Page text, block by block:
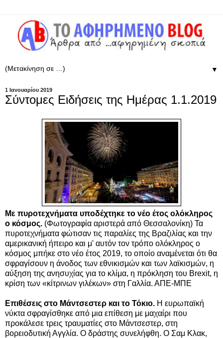
▼
1 Ιανουαρίου 2019
Σύντομες Ειδήσεις της Ημέρας 1.1.2019
Με πυροτεχνήματα υποδέχτηκε το νέο έτος ολόκληρος
ο κόσμος. (Φωτογραφία αριστερά από Θεσσαλονίκη) Τα
πυροτεχνήματα φώτισαν τις παραλίες της Βραζιλίας και την
αμερικανική ήπειρο και μ' αυτόν τον τρόπο ολόκληρος ο
κόσμος μπήκε στο νέο έτος 2019, το οποίο αναμένεται ότι θα
σφραγίσουν η άνοδος των εθνικισμών και των λαϊκισμών, η
αύξηση της ανησυχίας για το κλίμα, η πρόκληση του Brexit, η
κρίση των «κίτρινων γιλέκων» στη Γαλλία. ΑΠΕ-ΜΠΕ
Επιθέσεις στο Μάντσεστερ και το Τόκιο. Η ευρωπαϊκή
νύκτα σφραγίσθηκε από μια επίθεση με μαχαίρι που
προκάλεσε τρεις τραυματίες στο Μάντσεστερ, στη
βορειοδυτική Αγγλία. Ο δράστης συνελήφθη. Ο Σαμ Κλακ,